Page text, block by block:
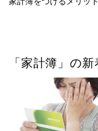
「家計簿」の